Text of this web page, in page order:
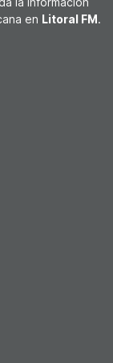
en Litoral FM.